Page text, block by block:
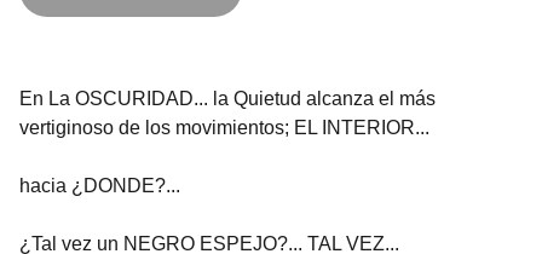
En La OSCURIDAD... la Quietud alcanza el más
vertiginoso de los movimientos; EL INTERIOR...
hacia ¿DONDE?...
¿Tal vez un NEGRO ESPEJO?... TAL VEZ...